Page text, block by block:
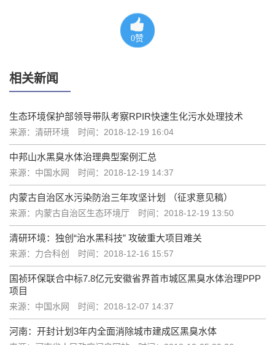
0赞
相关新闻
生态环境保护部领导带队考察RPIR快速生化污水处理技术
来源：清研环境 时间：2018-12-19 16:04
中邦山水黑臭水体治理典型案例汇总
来源：中国水网 时间：2018-12-19 14:37
内蒙古自治区水污染防治三年攻坚计划 （征求意见稿）
来源：内蒙古自治区生态环境厅 时间：2018-12-19 13:50
清研环境：独创“治水黑科技” 攻破重大项目难关
来源：力合科创 时间：2018-12-16 15:57
国祯环保联合中标7.8亿元安徽省界首市城区黑臭水体治理PPP
项目
来源：中国水网 时间：2018-12-07 14:37
河南：开封计划3年内全面消除城市建成区黑臭水体